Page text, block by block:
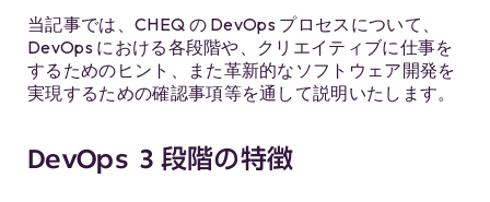
当記事では、CHEQ の DevOps プロセスについて、
DevOps における各段階や、クリエイティブに仕事を
するためのヒント、また革新的なソフトウェア開発を
実現するための確認事項等を通して説明いたします。
DevOps ３段階の特徴